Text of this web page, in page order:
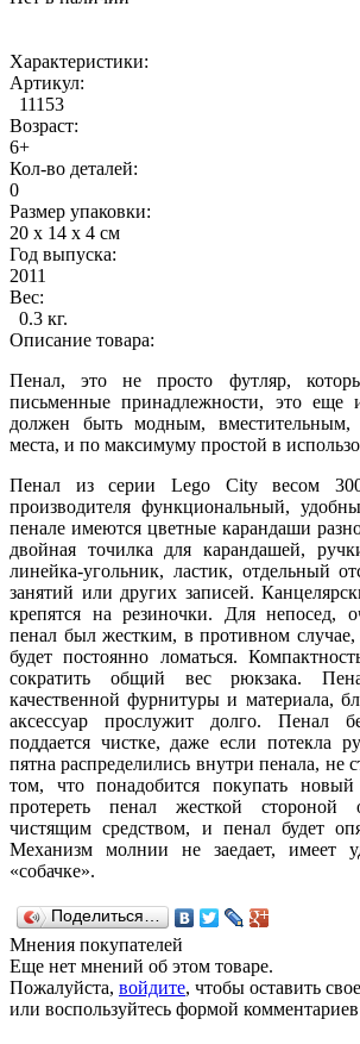
Характеристики:
Артикул:
11153
Возраст:
6+
Кол-во деталей:
0
Размер упаковки:
20 х 14 х 4 см
Год выпуска:
2011
Вес:
0.3 кг.
Описание товара:
Пенал, это не просто футляр,
письменные принадлежности, это еще
должен быть модным,
места, и по максимуму простой в
Пенал из серии Lego City весом
производителя функциональный,
пенале имеются цветные карандаши
двойная точилка для карандашей,
линейка-угольник, ластик, отдельный
занятий или других записей.
крепятся на резиночки. Для непосед,
пенал был жестким, в противном случае,
будет постоянно ломаться.
сократить общий вес рюкзака.
качественной фурнитуры и материала,
аксессуар прослужит долго. Пенал
поддается чистке, даже если потекла
пятна распределились внутри пенала, не
том, что понадобится покупать новый
протереть пенал жесткой
чистящим средством, и пенал будет
Механизм молнии не заедает, имеет
«собачке».
Поделиться…
Мнения покупателей
Еще нет мнений об этом товаре.
Пожалуйста, войдите, чтобы оставить
или воспользуйтесь формой